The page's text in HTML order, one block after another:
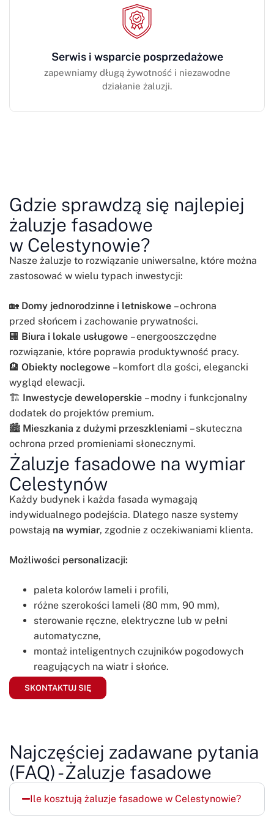
Serwis i wsparcie posprzedażowe
zapewniamy długą żywotność i niezawodne
działanie żaluzji.
Gdzie sprawdzą się najlepiej
żaluzje fasadowe
w Celestynowie?
Nasze żaluzje to rozwiązanie uniwersalne, które można
zastosować w wielu typach inwestycji:
🏡 Domy jednorodzinne i letniskowe – ochrona
przed słońcem i zachowanie prywatności.
🏢 Biura i lokale usługowe – energooszczędne
rozwiązanie, które poprawia produktywność pracy.
🏨 Obiekty noclegowe – komfort dla gości, elegancki
wygląd elewacji.
🏗️ Inwestycje deweloperskie – modny i funkcjonalny
dodatek do projektów premium.
🏙️ Mieszkania z dużymi przeszkleniami – skuteczna
ochrona przed promieniami słonecznymi.
Żaluzje fasadowe na wymiar
Celestynów
Każdy budynek i każda fasada wymagają
indywidualnego podejścia. Dlatego nasze systemy
powstają na wymiar, zgodnie z oczekiwaniami klienta.
Możliwości personalizacji:
paleta kolorów lameli i profili,
różne szerokości lameli (80 mm, 90 mm),
sterowanie ręczne, elektryczne lub w pełni
automatyczne,
montaż inteligentnych czujników pogodowych
reagujących na wiatr i słońce.
SKONTAKTUJ SIĘ
Najczęściej zadawane pytania
(FAQ) - Żaluzje fasadowe
Ile kosztują żaluzje fasadowe w Celestynowie?